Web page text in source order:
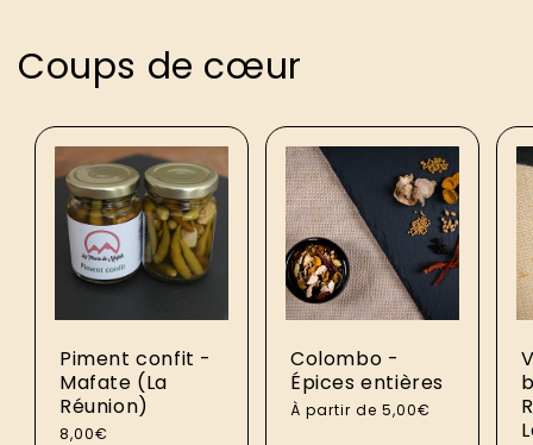
Coups de cœur
Piment confit -
Mafate (La
Réunion)
Prix
8,00€
Colombo -
Épices entières
Prix
À partir de 5,00€